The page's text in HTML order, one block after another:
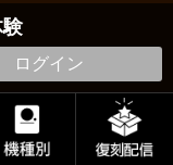
ログイン